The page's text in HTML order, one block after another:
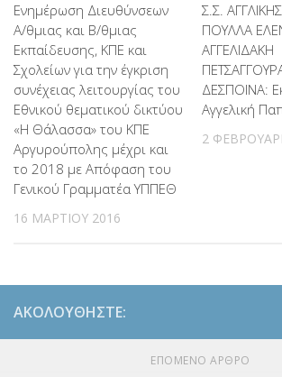
Ενημέρωση Διευθύνσεων
Α/θμιας και Β/θμιας
Εκπαίδευσης, ΚΠΕ και
Σχολείων για την έγκριση
συνέχειας λειτουργίας του
Εθνικού θεματικού δικτύου
«Η Θάλασσα» του ΚΠΕ
Αργυρούπολης μέχρι και
το 2018 με Απόφαση του
Γενικού Γραμματέα ΥΠΠΕΘ
16 ΜΑΡΤΊΟΥ 2016
Σ.Σ.
ΠΟΥΛΛΑ
ΑΓΓΕΛΙΔΑΚΗ
ΔΕΣΠΟΙΝΑ:
Αγγελική
2
ΑΚΟΛΟΥΘΉΣΤΕ:
ΕΠΌΜΕΝΟ ΆΡΘΡΟ